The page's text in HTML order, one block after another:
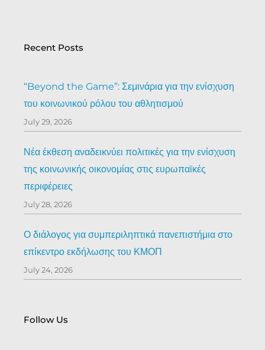
Recent Posts
“Beyond the Game”: Σεμινάρια για την ενίσχυση
του κοινωνικού ρόλου του αθλητισμού
July 29, 2026
Νέα έκθεση αναδεικνύει πολιτικές για την ενίσχυση
της κοινωνικής οικονομίας στις ευρωπαϊκές
περιφέρειες
July 28, 2026
Ο διάλογος για συμπεριληπτικά πανεπιστήμια στο
επίκεντρο εκδήλωσης του ΚΜΟΠ
July 24, 2026
Follow Us